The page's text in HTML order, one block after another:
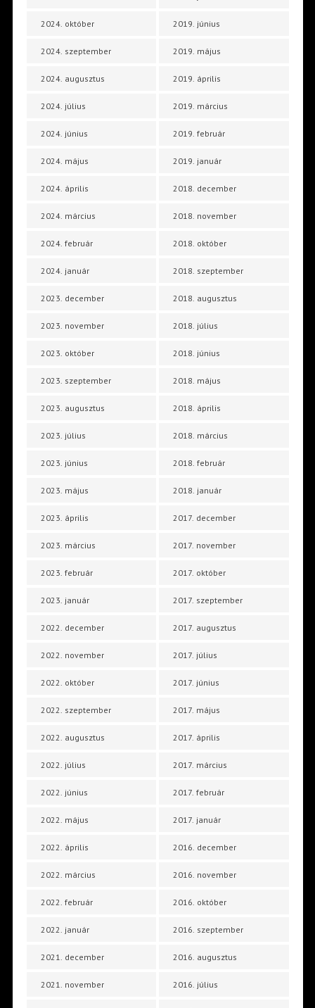
2024. október
2024. szeptember
2024. augusztus
2024. július
2024. június
2024. május
2024. április
2024. március
2024. február
2024. január
2023. december
2023. november
2023. október
2023. szeptember
2023. augusztus
2023. július
2023. június
2023. május
2023. április
2023. március
2023. február
2023. január
2022. december
2022. november
2022. október
2022. szeptember
2022. augusztus
2022. július
2022. június
2022. május
2022. április
2022. március
2022. február
2022. január
2021. december
2021. november
2019. június
2019. május
2019. április
2019. március
2019. február
2019. január
2018. december
2018. november
2018. október
2018. szeptember
2018. augusztus
2018. július
2018. június
2018. május
2018. április
2018. március
2018. február
2018. január
2017. december
2017. november
2017. október
2017. szeptember
2017. augusztus
2017. július
2017. június
2017. május
2017. április
2017. március
2017. február
2017. január
2016. december
2016. november
2016. október
2016. szeptember
2016. augusztus
2016. július